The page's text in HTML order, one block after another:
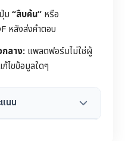
ม “สืบค้น” หรือ
หลังส่งคำตอบ
ลาง: แพลตฟอร์มไม่ใช่ผู้
ก้ไขข้อมูลใดๆ
นน